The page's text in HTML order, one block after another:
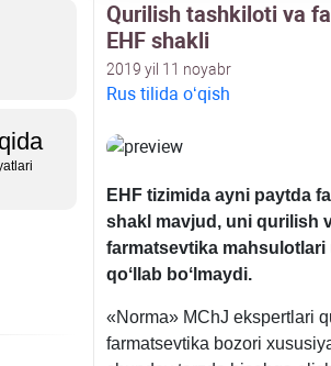
Qurilish tashkiloti va
EHF shakli
2019 yil 11 noyabr
Rus tilida oʻqish
EHF tizimida ayni paytda
shakl mavjud, uni qurilish
farmatsevtika mahsulotlari
qoʻllab boʻlmaydi.
«Norma» MChJ ekspertlari
farmatsevtika bozori